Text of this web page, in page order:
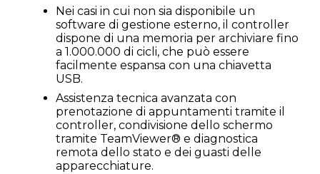
Nei casi in cui non sia disponibile un
software di gestione esterno, il controller
dispone di una memoria per archiviare fino
a 1.000.000 di cicli, che può essere
facilmente espansa con una chiavetta
USB.
Assistenza tecnica avanzata con
prenotazione di appuntamenti tramite il
controller, condivisione dello schermo
tramite TeamViewer® e diagnostica
remota dello stato e dei guasti delle
apparecchiature.